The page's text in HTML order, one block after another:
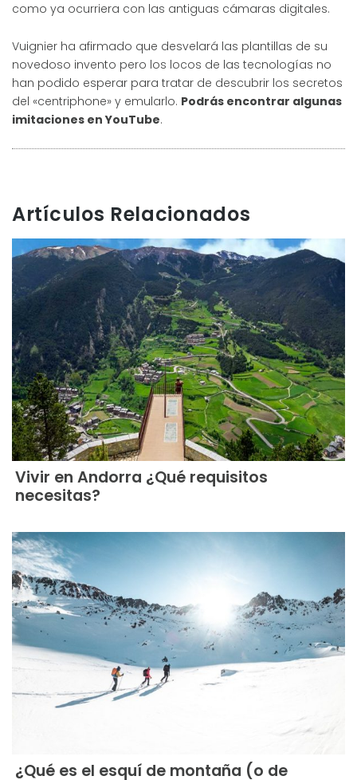
como ya ocurriera con las antiguas cámaras digitales.
Vuignier ha afirmado que desvelará las plantillas de su
novedoso invento pero los locos de las tecnologías no
han podido esperar para tratar de descubrir los secretos
del «centriphone» y emularlo. Podrás encontrar algunas
imitaciones en YouTube.
Artículos Relacionados
Vivir en Andorra ¿Qué requisitos
necesitas?
¿Qué es el esquí de montaña (o de